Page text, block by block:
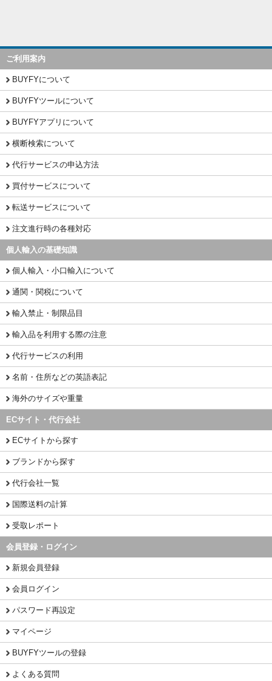
ご利用案内
BUYFYについて
BUYFYツールについて
BUYFYアプリについて
横断検索について
代行サービスの申込方法
買付サービスについて
転送サービスについて
注文進行時の各種対応
個人輸入の基礎知識
個人輸入・小口輸入について
通関・関税について
輸入禁止・制限品目
輸入品を利用する際の注意
代行サービスの利用
名前・住所などの英語表記
海外のサイズや重量
ECサイト・代行会社
ECサイトから探す
ブランドから探す
代行会社一覧
国際送料の計算
受取レポート
会員登録・ログイン
新規会員登録
会員ログイン
パスワード再設定
マイページ
BUYFYツールの登録
よくある質問